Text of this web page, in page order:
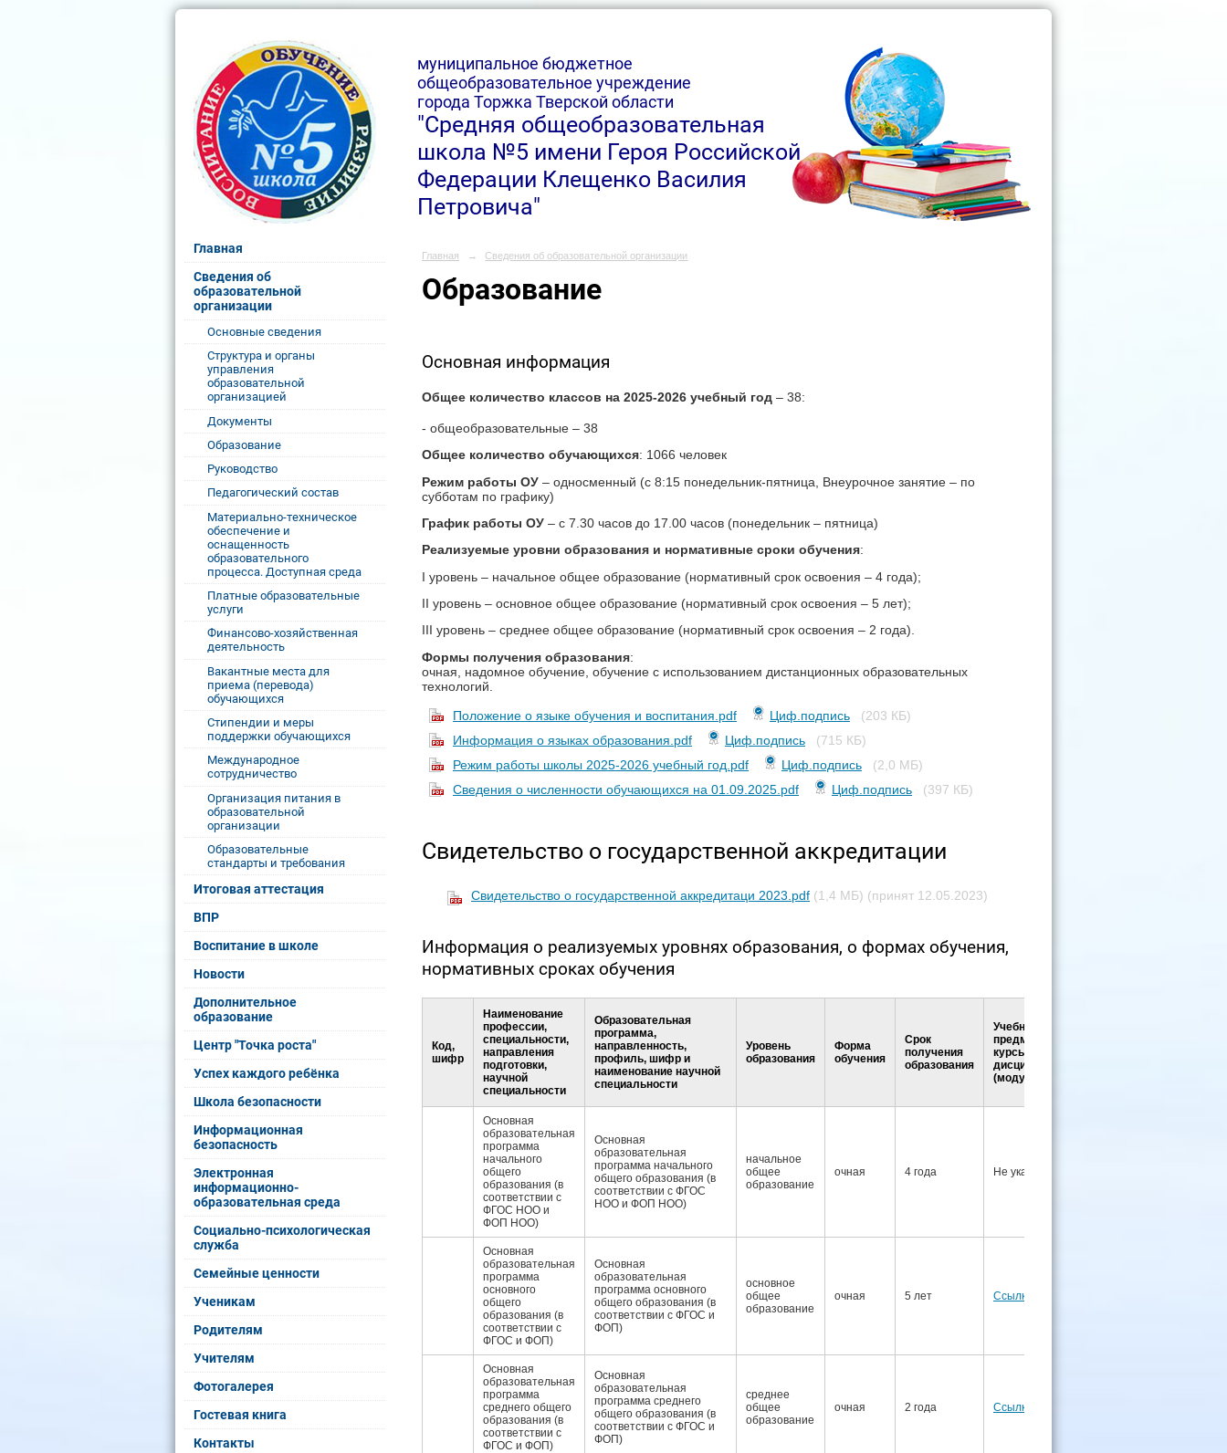
Главная
Сведения об
образовательной
организации
Основные сведения
Структура и органы
управления
образовательной
организацией
Документы
Образование
Руководство
Педагогический состав
Материально-техническое
обеспечение и
оснащенность
образовательного
процесса. Доступная среда
Платные образовательные
услуги
Финансово-хозяйственная
деятельность
Вакантные места для
приема (перевода)
обучающихся
Стипендии и меры
поддержки обучающихся
Международное
сотрудничество
Организация питания в
образовательной
организации
Образовательные
стандарты и требования
Итоговая аттестация
ВПР
Воспитание в школе
Новости
Дополнительное
образование
Центр "Точка роста"
Успех каждого ребёнка
Школа безопасности
Информационная
безопасность
Электронная
информационно-
образовательная среда
Социально-психологическая
служба
Семейные ценности
Ученикам
Родителям
Учителям
Фотогалерея
Гостевая книга
Контакты
муниципальное бюджетное
общеобразовательное учреждение
города Торжка Тверской области
"Средняя общеобразовательная
школа №5 имени Героя Российской
Федерации Клещенко Василия
Петровича"
Главная → Сведения об образовательной организации
Образование
Основная информация
Общее количество классов на 2025-2026 учебный год – 38:
- общеобразовательные – 38
Общее количество обучающихся: 1066 человек
Режим работы ОУ – односменный (с 8:15 понедельник-пятница, Внеурочное занятие – по
субботам по графику)
График работы ОУ – с 7.30 часов до 17.00 часов (понедельник – пятница)
Реализуемые уровни образования и нормативные сроки обучения:
I уровень – начальное общее образование (нормативный срок освоения – 4 года);
II уровень – основное общее образование (нормативный срок освоения – 5 лет);
III уровень – среднее общее образование (нормативный срок освоения – 2 года).
Формы получения образования:
очная, надомное обучение, обучение с использованием дистанционных образовательных
технологий.
Положение о языке обучения и воспитания.pdf Циф.подпись
(203 КБ)
Информация о языках образования.pdf
Циф.подпись
(715 КБ)
Режим работы школы 2025-2026 учебный год.pdf
Циф.подпись
(2,0 МБ)
Сведения о численности обучающихся на 01.09.2025.pdf
Циф.подпись (397 КБ)
Свидетельство о государственной аккредитации
Свидетельство о государственной аккредитаци 2023.pdf (1,4 МБ) (принят 12.05.2023)
Информация о реализуемых уровнях образования, о формах обучения,
нормативных сроках обучения
Код,
шифр
Наименование
профессии,
специальности,
направления
подготовки,
научной
специальности
Образовательная
программа,
направленность,
профиль, шифр и
наименование научной
специальности
Уровень
образования
Форма
обучения
Срок
получения
образования
Учебные
предметы,
курсы,
дисциплины
(модули)
Основная
образовательная
программа
начального
общего
образования (в
соответствии с
ФГОС НОО и
ФОП НОО)
Основная
образовательная
программа начального
общего образования (в
соответствии с ФГОС
НОО и ФОП НОО)
начальное
общее
образование
очная 4 года Не указаны
Основная
образовательная
программа
основного
общего
образования (в
соответствии с
ФГОС и ФОП)
Основная
образовательная
программа основного
общего образования (в
соответствии с ФГОС и
ФОП)
основное
общее
образование
очная 5 лет Ссылка
Основная
образовательная
программа
среднего общего
образования (в
соответствии с
ФГОС и ФОП)
Основная
образовательная
программа среднего
общего образования (в
соответствии с ФГОС и
ФОП)
среднее
общее
образование
очная 2 года Ссылка